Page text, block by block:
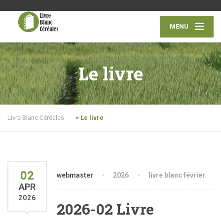
MENU
Le livre
Livre Blanc Céréales > Le livre
02
APR
2026
webmaster 2026 livre blanc février
2026-02 Livre